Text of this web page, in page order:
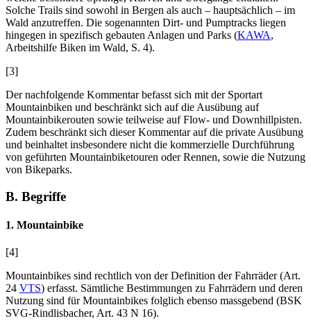
Solche Trails sind sowohl in Bergen als auch – hauptsächlich – im
Wald anzutreffen. Die sogenannten Dirt- und Pumptracks liegen
hingegen in spezifisch gebauten Anlagen und Parks (KAWA,
Arbeitshilfe Biken im Wald, S. 4).
[3]
Der nachfolgende Kommentar befasst sich mit der Sportart
Mountainbiken und beschränkt sich auf die Ausübung auf
Mountainbikerouten sowie teilweise auf Flow- und Downhillpisten.
Zudem beschränkt sich dieser Kommentar auf die private Ausübung
und beinhaltet insbesondere nicht die kommerzielle Durchführung
von geführten Mountainbiketouren oder Rennen, sowie die Nutzung
von Bikeparks.
B. Begriffe
1. Mountainbike
[4]
Mountainbikes sind rechtlich von der Definition der Fahrräder (Art.
24 VTS) erfasst. Sämtliche Bestimmungen zu Fahrrädern und deren
Nutzung sind für Mountainbikes folglich ebenso massgebend (BSK
SVG-Rindlisbacher, Art. 43 N 16).